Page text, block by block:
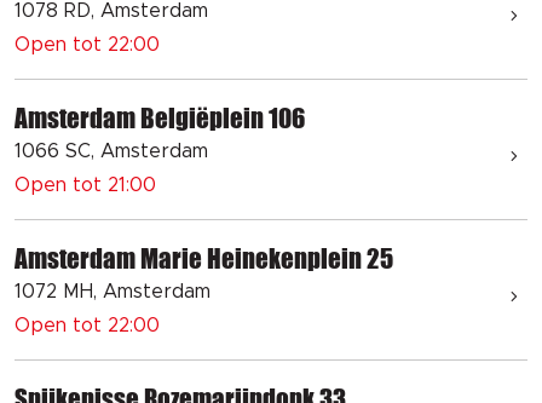
1078 RD, Amsterdam
Open tot 22:00
Amsterdam Belgiëplein 106
1066 SC, Amsterdam
Open tot 21:00
Amsterdam Marie Heinekenplein 25
1072 MH, Amsterdam
Open tot 22:00